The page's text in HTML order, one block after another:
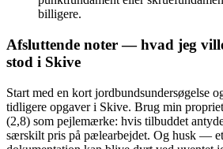
billigere.
Afsluttende noter — hvad jeg
stod i Skive
Start med en kort jordbundsundersøgelse
tidligere opgaver i Skive. Brug min
(2,8) som pejlemærke: hvis tilbuddet
særskilt pris på pælearbejdet. Og husk —